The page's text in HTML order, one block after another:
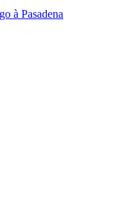
à Pasadena